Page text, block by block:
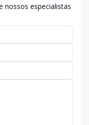
nossos especialistas